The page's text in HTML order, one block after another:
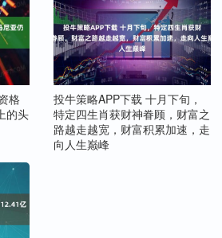
格
的头
投牛策略APP下载 十月下旬，
特定四生肖获财神眷顾，财富之
路越走越宽，财富积累加速，走
向人生巅峰